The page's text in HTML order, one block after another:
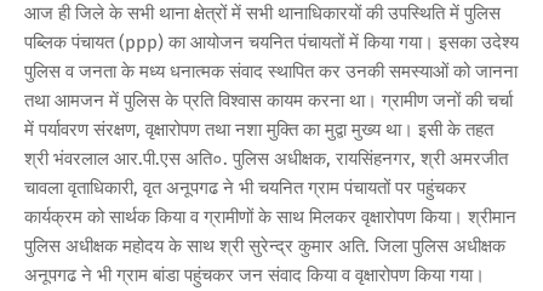
आज ही जिले के सभी थाना क्षेत्रों में सभी थानाधिकारयों की उपस्थिति में पुलिस
पब्लिक पंचायत (ppp) का आयोजन चयनित पंचायतों में किया गया। इसका उदेश्य
पुलिस व जनता के मध्य धनात्मक संवाद स्थापित कर उनकी समस्याओं को जानना
तथा आमजन में पुलिस के प्रति विश्वास कायम करना था। ग्रामीण जनों की चर्चा
में पर्यावरण संरक्षण, वृक्षारोपण तथा नशा मुक्ति का मुद्वा मुख्य था। इसी के तहत
श्री भंवरलाल आर.पी.एस अति०. पुलिस अधीक्षक, रायसिंहनगर, श्री अमरजीत
चावला वृताधिकारी, वृत अनूपगढ ने भी चयनित ग्राम पंचायतों पर पहुंचकर
कार्यक्रम को सार्थक किया व ग्रामीणों के साथ मिलकर वृक्षारोपण किया। श्रीमान
पुलिस अधीक्षक महोदय के साथ श्री सुरेन्द्र कुमार अति. जिला पुलिस अधीक्षक
अनूपगढ ने भी ग्राम बांडा पहुंचकर जन संवाद किया व वृक्षारोपण किया गया।